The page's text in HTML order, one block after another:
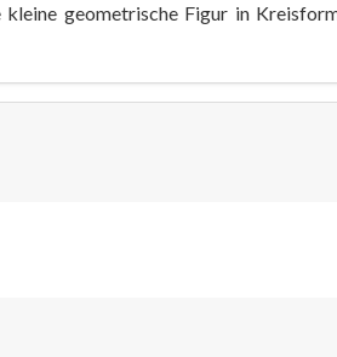
geometrische Figur in